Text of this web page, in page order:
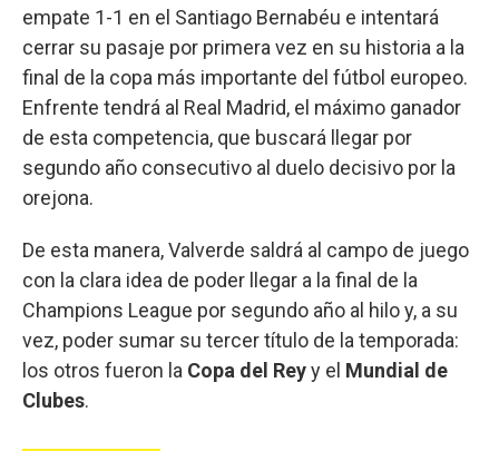
empate 1-1 en el Santiago Bernabéu e intentará
cerrar su pasaje por primera vez en su historia a la
final de la copa más importante del fútbol europeo.
Enfrente tendrá al Real Madrid, el máximo ganador
de esta competencia, que buscará llegar por
segundo año consecutivo al duelo decisivo por la
orejona.
De esta manera, Valverde saldrá al campo de juego
con la clara idea de poder llegar a la final de la
Champions League por segundo año al hilo y, a su
vez, poder sumar su tercer título de la temporada:
los otros fueron la Copa del Reyy el Mundial de
Clubes.